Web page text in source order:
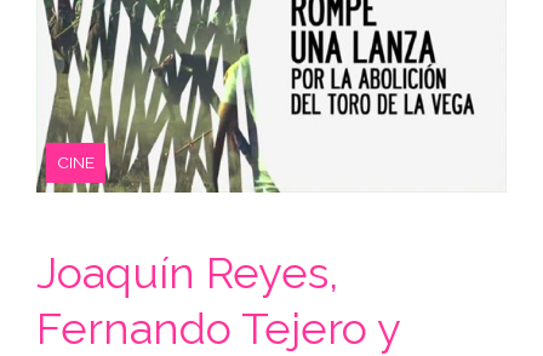
CINE
Joaquín Reyes,
Fernando Tejero y